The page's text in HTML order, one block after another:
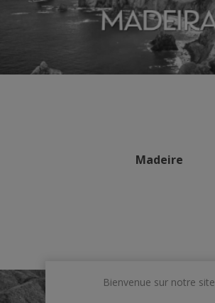
Madeire
Bienvenue sur notre site